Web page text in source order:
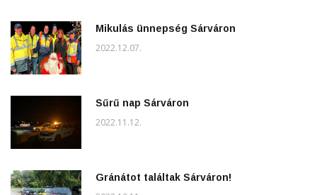
Mikulás ünnepség Sárváron
2022.12.07.
Sűrű nap Sárváron
2022.11.12.
Gránátot találtak Sárváron!